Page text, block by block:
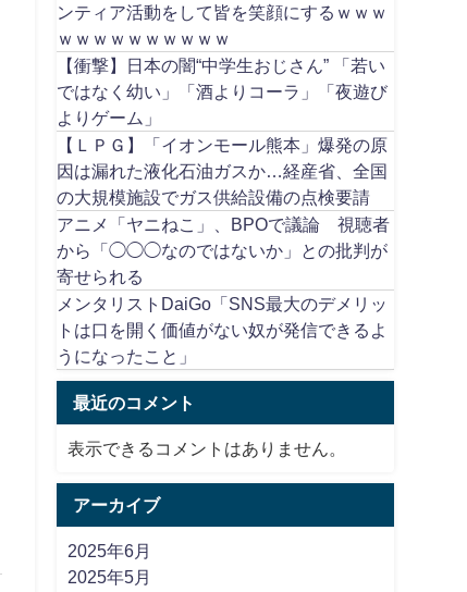
ンティア活動をして皆を笑顔にするｗｗｗ
ｗｗｗｗｗｗｗｗｗｗ
【衝撃】日本の闇“中学生おじさん” 「若い
ではなく幼い」「酒よりコーラ」「夜遊び
よりゲーム」
【ＬＰＧ】「イオンモール熊本」爆発の原
因は漏れた液化石油ガスか…経産省、全国
の大規模施設でガス供給設備の点検要請
アニメ「ヤニねこ」、BPOで議論 視聴者
から「◯◯◯なのではないか」との批判が
寄せられる
メンタリストDaiGo「SNS最大のデメリッ
トは口を開く価値がない奴が発信できるよ
うになったこと」
最近のコメント
表示できるコメントはありません。
アーカイブ
2025年6月
2025年5月